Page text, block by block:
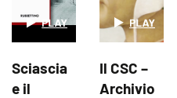
Sciascia
e il
Il CSC –
Archivio